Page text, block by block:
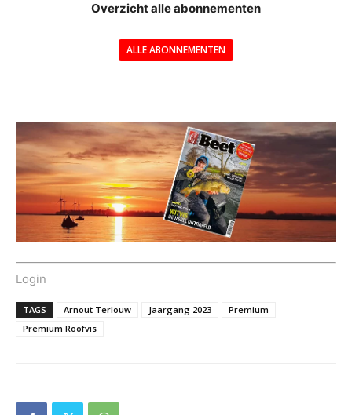
Overzicht alle abonnementen
ALLE ABONNEMENTEN
Login
TAGS Arnout Terlouw Jaargang 2023
Premium
Premium Roofvis